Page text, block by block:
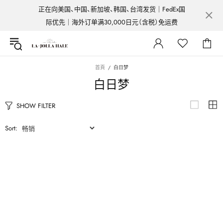
正在向美国、中国、新加坡、韩国、台湾发货｜FedEx国
际优先｜海外订单满30,000日元（含税）免运费
首頁 白日梦
白日梦
SHOW FILTER
Sort: